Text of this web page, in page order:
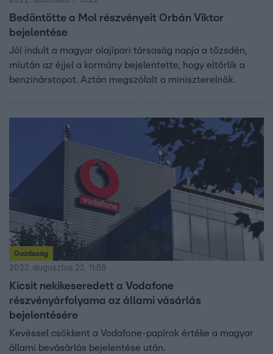
Bedöntötte a Mol részvényeit Orbán Viktor
bejelentése
Jól indult a magyar olajipari társaság napja a tőzsdén,
miután az éjjel a kormány bejelentette, hogy eltörlik a
benzinárstopot. Aztán megszólalt a miniszterelnök.
Gazdaság
2022. augusztus 22. 11:58
Kicsit nekikeseredett a Vodafone
részvényárfolyama az állami vásárlás
bejelentésére
Kevéssel csökkent a Vodafone-papírok értéke a magyar
állami bevásárlás bejelentése után.